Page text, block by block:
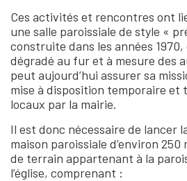
Ces activités et rencontres ont
une salle paroissiale de style «
construite dans les années 1970,
dégradé au fur et à mesure des
peut aujourd’hui assurer sa
mise à disposition temporaire et
locaux par la mairie.
Il est donc nécessaire de lancer
maison paroissiale d’environ 250
de terrain appartenant à la
l’église, comprenant :